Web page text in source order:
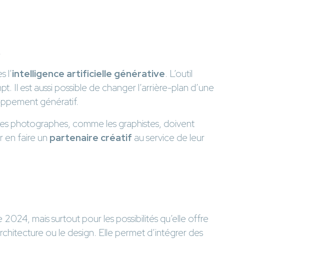
l’intelligence artificielle générative. L’outil
Il est aussi possible de changer l’arrière-plan d’une
génératif.
photographes, comme les graphistes, doivent
en faire un partenaire créatif au service de leur
mais surtout pour les possibilités qu’elle offre
ou le design. Elle permet d’intégrer des